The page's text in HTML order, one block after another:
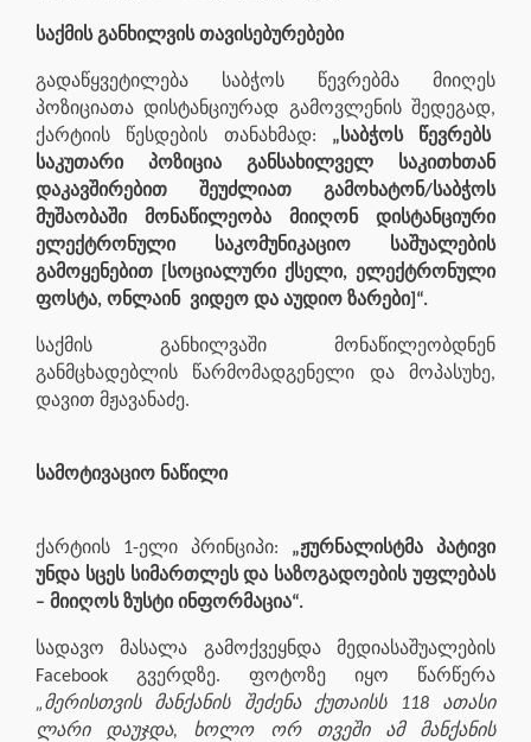
საქმის განხილვის თავისებურებები
გადაწყვეტილება საბჭოს წევრებმა მიიღეს
პოზიციათა დისტანციურად გამოვლენის შედეგად,
ქარტიის წესდების თანახმად: „საბჭოს წევრებს
საკუთარი პოზიცია განსახილველ საკითხთან
დაკავშირებით შეუძლიათ გამოხატონ/საბჭოს
მუშაობაში მონაწილეობა მიიღონ დისტანციური
ელექტრონული საკომუნიკაციო საშუალების
გამოყენებით [სოციალური ქსელი, ელექტრონული
ფოსტა, ონლაინ ვიდეო და აუდიო ზარები]“.
საქმის განხილვაში მონაწილეობდნენ
განმცხადებლის წარმომადგენელი და მოპასუხე,
დავით მჟავანაძე.
სამოტივაციო ნაწილი
ქარტიის 1-ელი პრინციპი: „ჟურნალისტმა პატივი
უნდა სცეს სიმართლეს და საზოგადოების უფლებას
– მიიღოს ზუსტი ინფორმაცია“.
სადავო მასალა გამოქვეყნდა მედიასაშუალების
Facebook გვერდზე. ფოტოზე იყო წარწერა
„მერისთვის მანქანის შეძენა ქუთაისს 118 ათასი
ლარი დაუჯდა, ხოლო ორ თვეში ამ მანქანის